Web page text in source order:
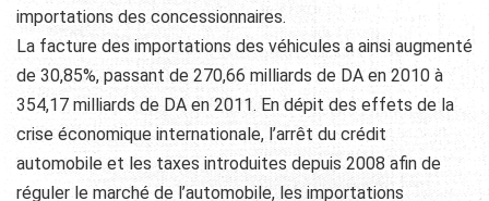
importations des concessionnaires.
La facture des importations des véhicules a ainsi augmenté
de 30,85%, passant de 270,66 milliards de DA en 2010 à
354,17 milliards de DA en 2011. En dépit des effets de la
crise économique internationale, l’arrêt du crédit
automobile et les taxes introduites depuis 2008 afin de
réguler le marché de l’automobile, les importations